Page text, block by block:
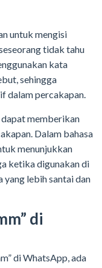
untuk mengisi
tidak tahu
kata
sehingga
dalam percakapan.
dapat memberikan
Dalam bahasa
menunjukkan
ketika digunakan di
yang lebih santai dan
di
di WhatsApp, ada